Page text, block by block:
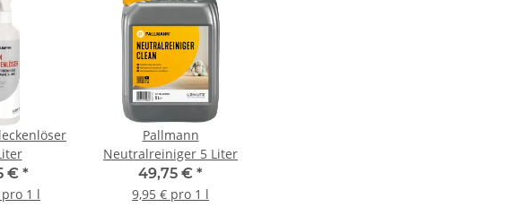
€ *
1 l
Pallmann
Neutralreiniger 5 Liter
49,75 € *
9,95 € pro 1 l